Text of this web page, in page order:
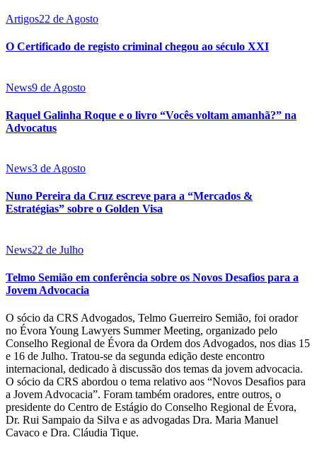
Artigos22 de Agosto
O Certificado de registo criminal chegou ao século XXI
News9 de Agosto
Raquel Galinha Roque e o livro “Vocês voltam amanhã?” na
Advocatus
News3 de Agosto
Nuno Pereira da Cruz escreve para a “Mercados &
Estratégias” sobre o Golden Visa
News22 de Julho
Telmo Semião em conferência sobre os Novos Desafios para a
Jovem Advocacia
O sócio da CRS Advogados, Telmo Guerreiro Semião, foi orador
no Évora Young Lawyers Summer Meeting, organizado pelo
Conselho Regional de Évora da Ordem dos Advogados, nos dias 15
e 16 de Julho. Tratou-se da segunda edição deste encontro
internacional, dedicado à discussão dos temas da jovem advocacia.
O sócio da CRS abordou o tema relativo aos “Novos Desafios para
a Jovem Advocacia”. Foram também oradores, entre outros, o
presidente do Centro de Estágio do Conselho Regional de Évora,
Dr. Rui Sampaio da Silva e as advogadas Dra. Maria Manuel
Cavaco e Dra. Cláudia Tique.